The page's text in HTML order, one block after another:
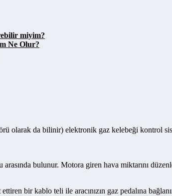
miyim?
Ne Olur?
da bilinir) elektronik gaz kelebeği kontrol
bulunur. Motora giren hava miktarını
bir kablo teli ile aracınızın gaz pedalına